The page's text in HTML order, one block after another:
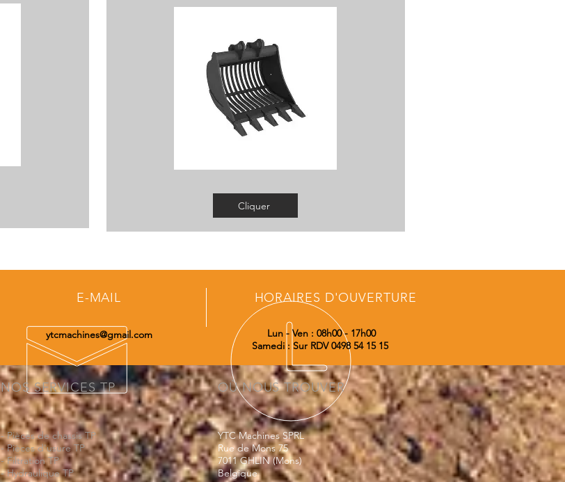
Cliquer
E-MAIL HORAIRES D'OUVERTURE
ytcmachines@gmail.com
Lun - Ven : 08h00 - 17h00
Samedi : Sur RDV 0498 54 15 15
NOS SERVICES TP OÙ NOUS TROUVER
- Pièces de chassis TP
- Pièces d'usure TP
- Filtration TP
- Hydraulique TP
YTC Machines SPRL
Rue de Mons 75
7011 GHLIN (Mons)
Belgique